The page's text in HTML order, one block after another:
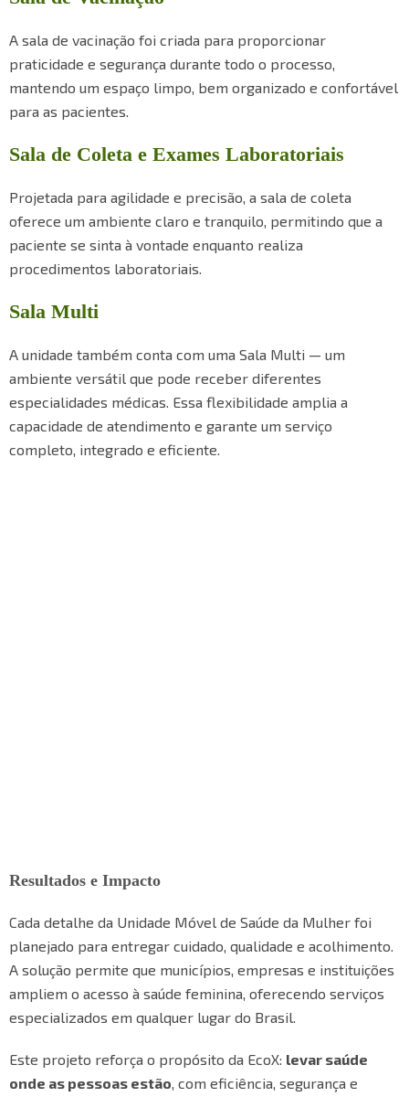
A sala de vacinação foi criada para proporcionar
praticidade e segurança durante todo o processo,
mantendo um espaço limpo, bem organizado e confortável
para as pacientes.
Sala de Coleta e Exames Laboratoriais
Projetada para agilidade e precisão, a sala de coleta
oferece um ambiente claro e tranquilo, permitindo que a
paciente se sinta à vontade enquanto realiza
procedimentos laboratoriais.
Sala Multi
A unidade também conta com uma Sala Multi — um
ambiente versátil que pode receber diferentes
especialidades médicas. Essa flexibilidade amplia a
capacidade de atendimento e garante um serviço
completo, integrado e eficiente.
Resultados e Impacto
Cada detalhe da Unidade Móvel de Saúde da Mulher foi
planejado para entregar cuidado, qualidade e acolhimento.
A solução permite que municípios, empresas e instituições
ampliem o acesso à saúde feminina, oferecendo serviços
especializados em qualquer lugar do Brasil.
Este projeto reforça o propósito da EcoX: levar saúde
onde as pessoas estão, com eficiência, segurança e